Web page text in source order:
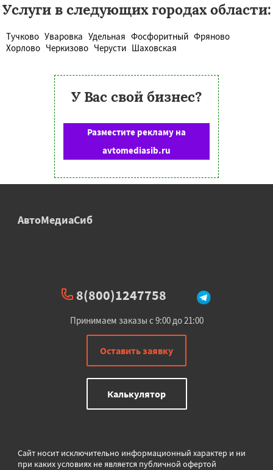
Услуги в следующих городах области:
Тучково Уваровка Удельная Фосфоритный Фряново
Хорлово Черкизово Черусти Шаховская
У Вас свой бизнес?
Разместите рекламу на
avtomediasib.ru
АвтоМедиаСиб
8(800)1247758
Принимаем заказы с 9:00 до 21:00
Оставить заявку
Калькулятор
Сайт носит исключительно информационный характер и ни
при каких условиях не является публичной офертой